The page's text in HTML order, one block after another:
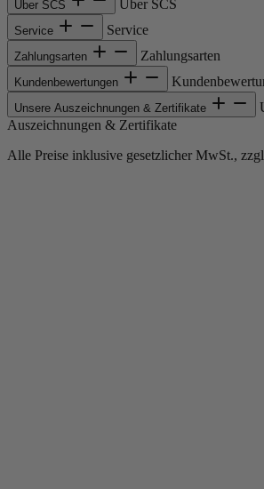
Über SCS Über SCS
Service Service
Zahlungsarten Zahlungsarten
Kundenbewertungen
Unsere Auszeichnungen & Zertifikate
Auszeichnungen & Zertifikate
Alle Preise inklusive gesetzlicher MwSt.,